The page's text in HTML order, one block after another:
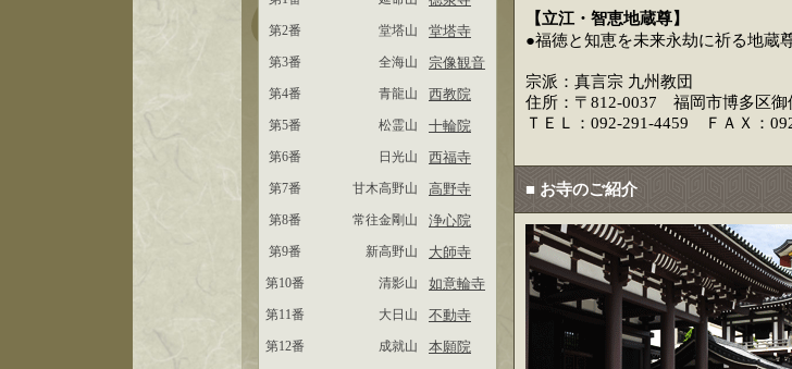
第2番 堂塔山 堂塔寺
第3番 全海山 宗像観音
第4番 青龍山 西教院
第5番 松霊山 十輪院
第6番 日光山 西福寺
第7番 甘木高野山 高野寺
第8番 常往金剛山 浄心院
第9番 新高野山 大師寺
第10番 清影山 如意輪寺
第11番 大日山 不動寺
第12番 成就山 本願院
【立江・智恵地蔵尊】
●福徳と知恵を未来永劫に祈る地蔵
宗派：真言宗 九州教団
住所：〒812-0037 福岡市博多区御
ＴＥＬ：092-291-4459 ＦＡＸ：
■ お寺のご紹介